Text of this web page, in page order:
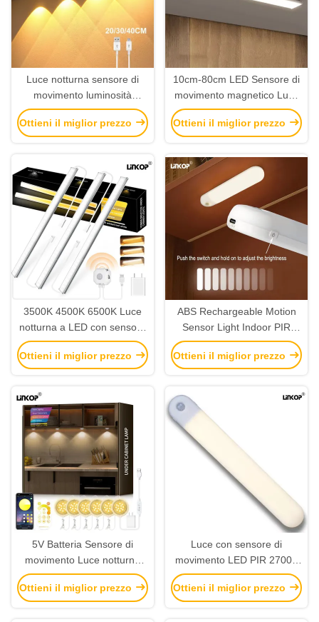
Luce notturna sensore di
movimento luminosità
regolabile Multi Specifica
Sensore di movimento luce
Ottieni il miglior prezzo
10cm-80cm LED Sensore di
movimento magnetico Luce
ricaricabile con angolo
sensore di 120°
Ottieni il miglior prezzo
3500K 4500K 6500K Luce
notturna a LED con sensore
di movimento per interni 5V
USB
Ottieni il miglior prezzo
ABS Rechargeable Motion
Sensor Light Indoor PIR
Motion Sensor Light 2700K
-7000K
Ottieni il miglior prezzo
5V Batteria Sensore di
movimento Luce notturna
per interni Opzione Multi
Size
Ottieni il miglior prezzo
Luce con sensore di
movimento LED PIR 2700K
3000K 4000K 6000K 7000K
Temperatura colore
Ottieni il miglior prezzo